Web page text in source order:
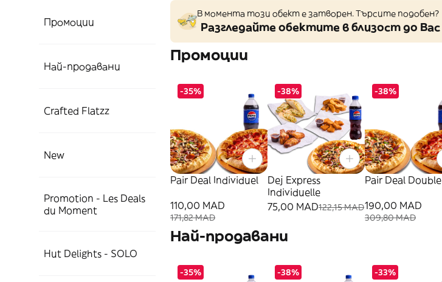
Промоции
Най-продавани
Crafted Flatzz
New
Promotion - Les Deals
du Moment
Hut Delights - SOLO
В момента този обект е затворен. Търсите подобен?
Разгледайте обектите в близост до Вас
Промоции
-35%
Pair Deal Individuel
110,00 MAD
171,82 MAD
-38%
Dej Express
Individuelle
75,00 MAD122,15 MAD
-38%
Pair Deal Double
190,00 MAD
309,80 MAD
Най-продавани
-35% -38% -33%